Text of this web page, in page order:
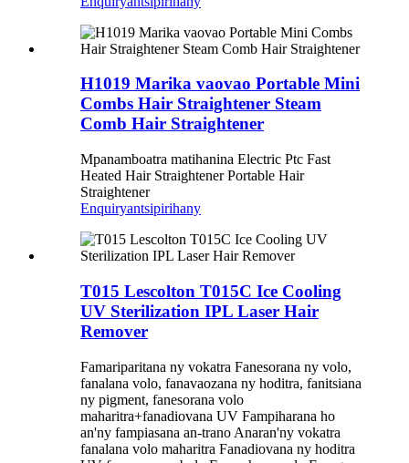
H1019 Marika vaovao Portable Mini
Combs Hair Straightener Steam
Comb Hair Straightener
Mpanamboatra matihanina Electric Ptc Fast
Heated Hair Straightener Portable Hair
Straightener
Enquiryantsipirihany
T015 Lescolton T015C Ice Cooling
UV Sterilization IPL Laser Hair
Remover
Famariparitana ny vokatra Fanesorana ny volo,
fanalana volo, fanavaozana ny hoditra, fanitsiana
ny pigment, fanesorana volo
maharitra+fanadiovana UV Fampiharana ho
an'ny fampiasana an-trano Anaran'ny vokatra
fanalana volo maharitra Fanadiovana ny hoditra